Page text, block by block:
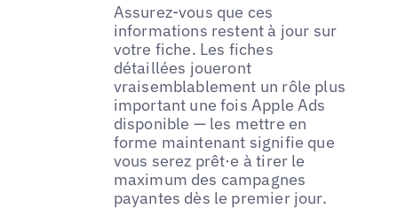
Assurez-vous que ces
informations restent à jour sur
votre fiche. Les fiches
détaillées joueront
vraisemblablement un rôle plus
important une fois Apple Ads
disponible — les mettre en
forme maintenant signifie que
vous serez prêt·e à tirer le
maximum des campagnes
payantes dès le premier jour.